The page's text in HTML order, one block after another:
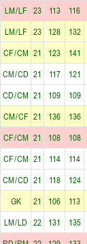
LM/LF 23 113 116
LM/LF 23 128 132
CF/CM 21 123 141
CM/CD 21 117 121
CD/CM 21 109 109
CM/CF 21 136 136
CF/CM 21 108 108
CF/CM 21 114 114
CM/CD 21 118 124
GK 21 106 113
LM/LD 22 131 135